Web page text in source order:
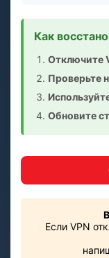
Как
Отключите
Проверьте
Обновите
Если VPN